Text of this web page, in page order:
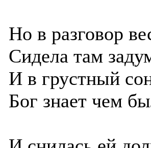
Но в разговор
Сидела там
И в грустный
Бог знает чем